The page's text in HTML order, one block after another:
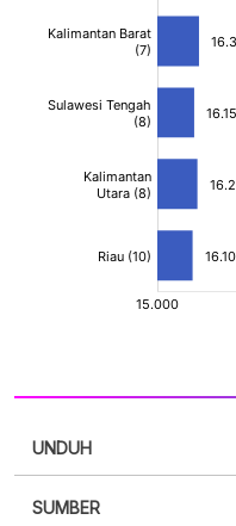
UNDUH
SUMBER